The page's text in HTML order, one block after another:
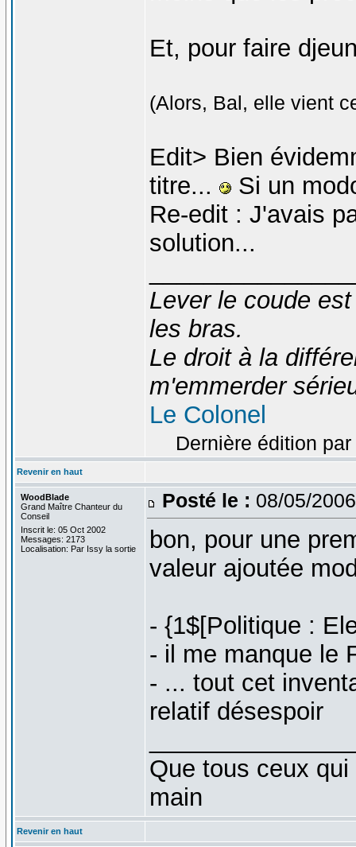
Et, pour faire
(Alors, Bal, elle vient
Edit> Bien
titre...
Si un
Re-edit : J'avais
solution...
Lever le coude
les bras.
Le droit à la
m'emmerder
Le Colonel
Dernière édition
Revenir en haut
WoodBlade
Grand Maître Chanteur du
Conseil
Inscrit le: 05 Oct 2002
Messages: 2173
Localisation: Par Issy la sortie
Posté le : 08/05/
bon, pour une
valeur ajoutée
- {1$[Politique :
- il me manque le
- ... tout cet
relatif désespoir
Que tous ceux
main
Revenir en haut